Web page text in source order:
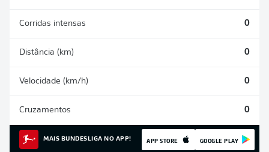
Corridas intensas 0
Distância (km) 0
Velocidade (km/h) 0
Cruzamentos 0
MAIS BUNDESLIGA NO APP! APP STORE GOOGLE PLAY